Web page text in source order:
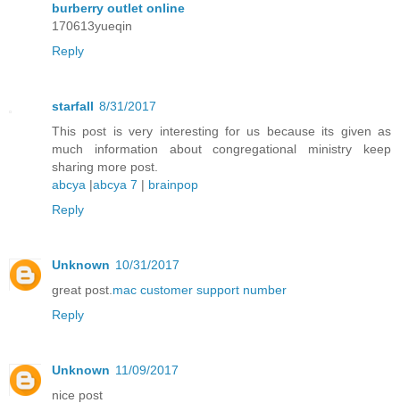
burberry outlet online
170613yueqin
Reply
starfall 8/31/2017
This post is very interesting for us because its given as
much information about congregational ministry keep
sharing more post.
abcya |abcya 7 | brainpop
Reply
Unknown 10/31/2017
great post. mac customer support number
Reply
Unknown 11/09/2017
nice post